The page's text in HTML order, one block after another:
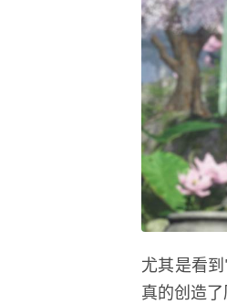
尤其是看
真的创造